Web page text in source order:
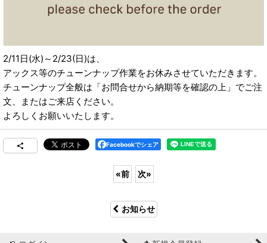
2/11日(水)～2/23(日)は、
アックス等のチューンナップ作業をお休みさせていただきます。
チューンナップ全般は「お問合せから納期等を確認の上」でご注
文、またはご来店ください。
よろしくお願いいたします。
Facebookでシェア
«前 次»
お知らせ